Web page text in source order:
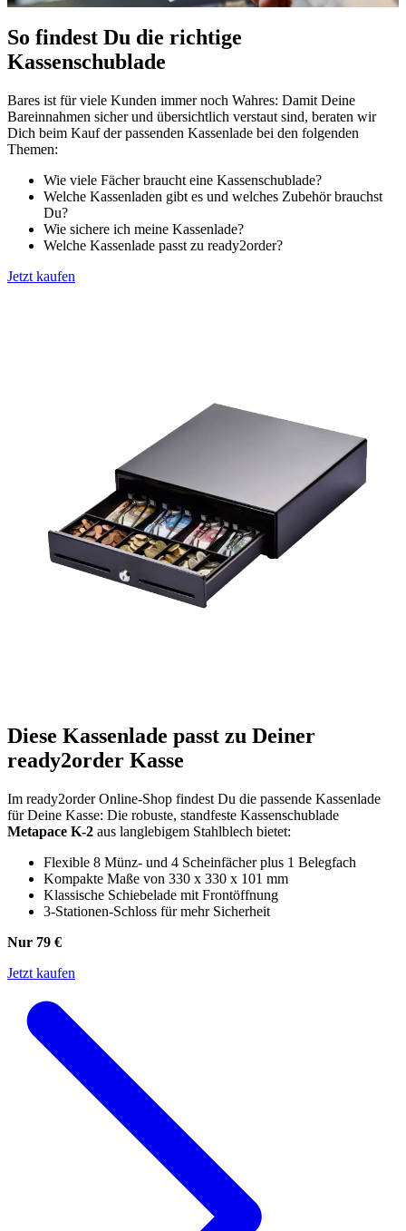
So findest Du die richtige
Kassenschublade
Bares ist für viele Kunden immer noch Wahres: Damit Deine
Bareinnahmen sicher und übersichtlich verstaut sind, beraten wir
Dich beim Kauf der passenden Kassenlade bei den folgenden
Themen:
Wie viele Fächer braucht eine Kassenschublade?
Welche Kassenladen gibt es und welches Zubehör brauchst
Du?
Wie sichere ich meine Kassenlade?
Welche Kassenlade passt zu ready2order?
Jetzt kaufen
Diese Kassenlade passt zu Deiner
ready2order Kasse
Im ready2order Online-Shop findest Du die passende Kassenlade
für Deine Kasse: Die robuste, standfeste Kassenschublade
Metapace K-2 aus langlebigem Stahlblech bietet:
Flexible 8 Münz- und 4 Scheinfächer plus 1 Belegfach
Kompakte Maße von 330 x 330 x 101 mm
Klassische Schiebelade mit Frontöffnung
3-Stationen-Schloss für mehr Sicherheit
Nur 79 €
Jetzt kaufen